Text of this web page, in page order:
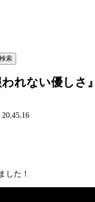
れない優しさ
した！